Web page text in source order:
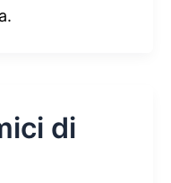
di